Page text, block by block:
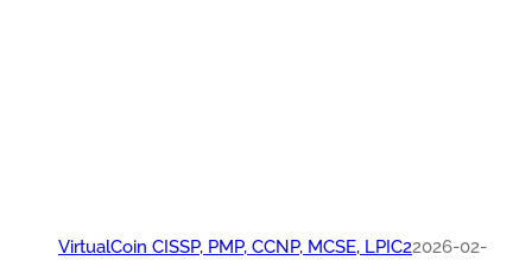
VirtualCoin CISSP, PMP, CCNP, MCSE, LPIC22026-